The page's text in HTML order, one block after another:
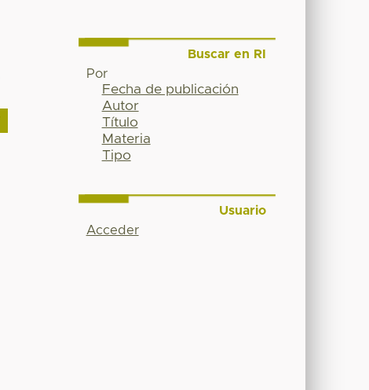
Buscar en RI
Por
Fecha de publicación
Autor
Título
Materia
Tipo
Usuario
Acceder